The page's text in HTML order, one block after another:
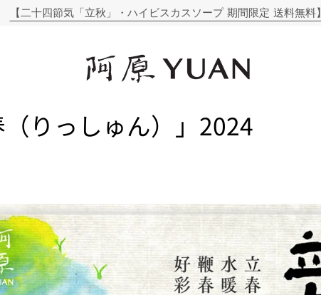
【二十四節気「立秋」・ハイビスカスソープ 期間限定 送料無料】
りっしゅん）」2024